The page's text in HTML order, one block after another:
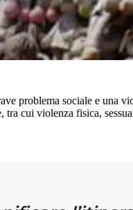
problema sociale e una
cui violenza fisica,